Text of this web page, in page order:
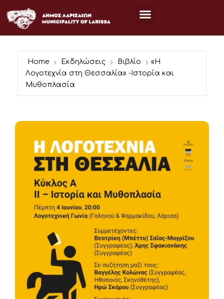
στο
περιεχόμενο
Home Εκδηλώσεις Βιβλίο
«Η
Λογοτεχνία στη Θεσσαλία» -Ιστορία και
Μυθοπλασία